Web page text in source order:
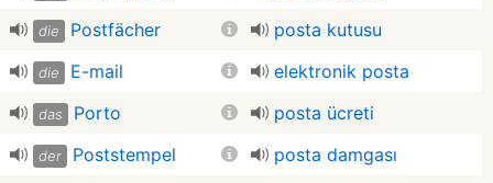
die Postfächer posta kutusu
die E-mail elektronik posta
das Porto posta ücreti
der Poststempel posta damgası